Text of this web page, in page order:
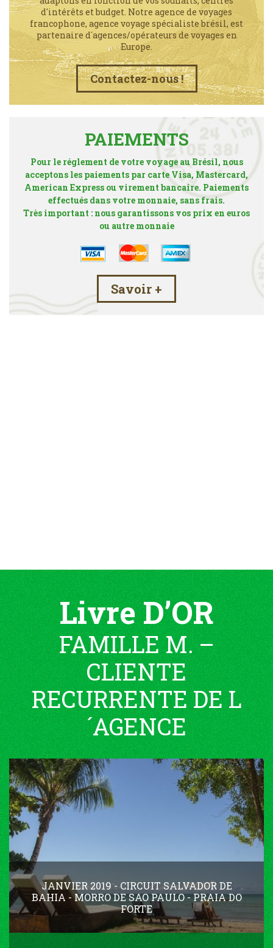
d'intérêts et budget. Notre agence de voyages
francophone, agence voyage spécialiste brésil, est
partenaire d´agences/opérateurs de voyages en
Europe.
Contactez-nous !
PAIEMENTS
Pour le réglement de votre voyage au Brésil, nous
acceptons les paiements par carte Visa, Mastercard,
American Express ou virement bancaire. Paiements
effectués dans votre monnaie, sans frais.
Très important : nous garantissons vos prix en euros
ou autre monnaie
Savoir +
Livre D’OR
FAMILLE M. –
CLIENTE
RECURRENTE DE L
´AGENCE
JANVIER 2019 - CIRCUIT SALVADOR DE
BAHIA - MORRO DE SAO PAULO - PRAIA DO
FORTE